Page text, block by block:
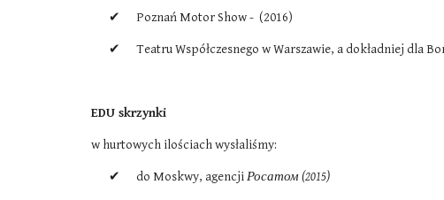
✔      Poznań Motor Show -  (2016)
✔      Teatru Współczesnego w Warszawie, a dokładniej dla
EDU skrzynki
w hurtowych ilościach wysłaliśmy:
✔      do Moskwy, agencji Росатом (2015)